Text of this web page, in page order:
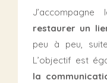
J’accompagne
restaurer un
peu à peu,
L’objectif est
la